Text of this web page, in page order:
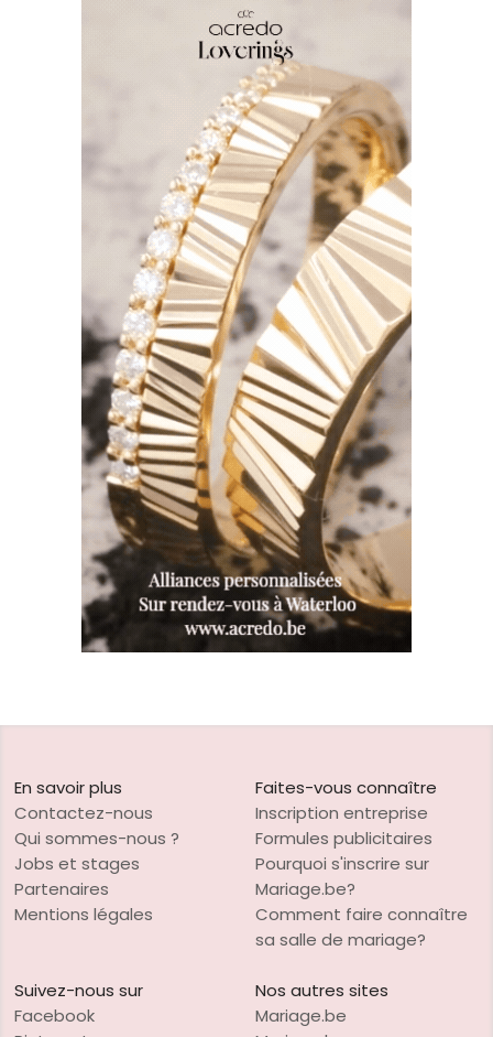
En savoir plus
Contactez-nous
Qui sommes-nous ?
Jobs et stages
Partenaires
Mentions légales
Faites-vous connaître
Inscription entreprise
Formules publicitaires
Pourquoi s'inscrire sur
Mariage.be?
Comment faire connaître
sa salle de mariage?
Suivez-nous sur
Facebook
Nos autres sites
Mariage.be